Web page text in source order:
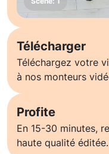
Télécharger
Téléchargez votre
à nos monteurs
Profite
En 15-30 minutes,
haute qualité éditée.